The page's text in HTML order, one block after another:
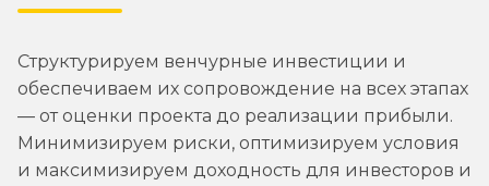
Структурируем венчурные инвестиции и
обеспечиваем их сопровождение на всех этапах
— от оценки проекта до реализации прибыли.
Минимизируем риски, оптимизируем условия
и максимизируем доходность для инвесторов и